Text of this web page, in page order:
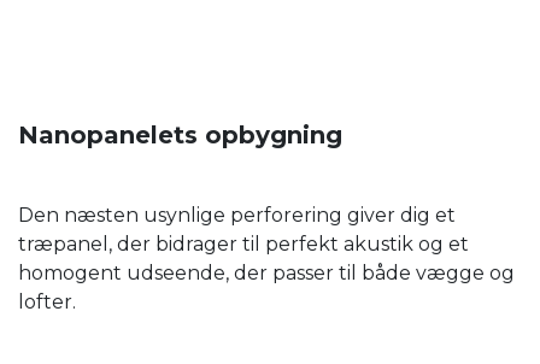
Nanopanelets opbygning
Den næsten usynlige perforering giver dig et
træpanel, der bidrager til perfekt akustik og et
homogent udseende, der passer til både vægge og
lofter.